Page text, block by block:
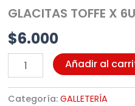
GLACITAS TOFFE X
$6.000
(3103)
cantidad
Añadir al
Categoría: GALLETERÍA